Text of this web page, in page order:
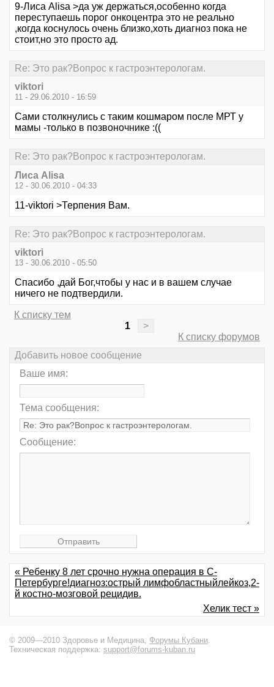
9-Лиса Alisa >да уж держаться,особенно когда
переступаешь порог онкоцентра это не реально
,когда коснулось очень близко,хоть диагноз пока не
стоит,но это просто ад.
Re: Это рак?Вопрос к гастроэнтерологам.
viktori
11 - 29.06.2010 - 16:59
Сами столкнулись с таким кошмаром после МРТ у
мамы -только в позвоночнике :((
Re: Это рак?Вопрос к гастроэнтерологам.
Лиса Alisa
12 - 30.06.2010 - 04:33
11-viktori >Терпения Вам.
Re: Это рак?Вопрос к гастроэнтерологам.
viktori
13 - 30.06.2010 - 05:50
Спасибо ,дай Бог,чтобы у нас и в вашем случае
ничего не подтвердили.
К списку тем
1
>
К списку форумов
Добавить новое сообщение
Ваше имя:
Тема сообщения:
Сообщение:
« Ребенку 8 лет срочно нужна операция в С-
Петербурге!диагноз:острый лимфобластныйлейкоз,2-
й костно-мозговой рецидив.
Хелик тест »
© 2009—2010 Здоровье и Медицина, Форумы Кубани.
Техническая поддержка: support@forums-kuban.ru